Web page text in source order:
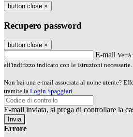
button close ×
Recupero password
button close ×
E-mail
all'indirizzo indicato con le istruzioni necessarie.
Non hai una e-mail associata al nome utente?
tramite la Login Spaggiari
E-mail inviata, si prega di controllare la
Errore